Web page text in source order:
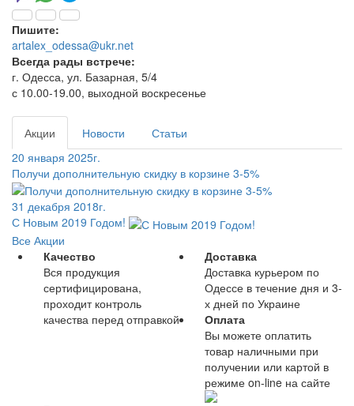
Пишите:
artalex_odessa@ukr.net
Всегда рады встрече:
г. Одесса, ул. Базарная, 5/4
с 10.00-19.00, выходной воскресенье
Акции Новости
Статьи
20 января 2025г.
Получи дополнительную скидку в корзине 3-5%
31 декабря 2018г.
С Новым 2019 Годом!
Все Акции
Качество
Вся продукция
сертифицирована,
проходит контроль
качества перед отправкой
Доставка
Доставка курьером по
Одессе в течение дня и 3-
х дней по Украине
Оплата
Вы можете оплатить
товар наличными при
получении или картой в
режиме on-line на сайте